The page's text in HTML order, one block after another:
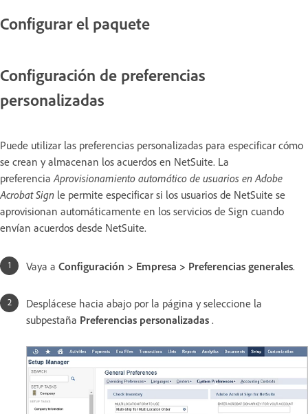
Configurar el paquete
Configuración de preferencias
personalizadas
Puede utilizar las preferencias personalizadas para especificar cómo
se crean y almacenan los acuerdos en NetSuite. La
preferenciaAprovisionamiento automático de usuarios en Adobe
Acrobat Sign le permite especificar si los usuarios de NetSuite se
aprovisionan automáticamente en los servicios de Sign cuando
envían acuerdos desde NetSuite.
Vaya a Configuración > Empresa > Preferencias generales.
Desplácese hacia abajo por la página y seleccione la
subpestaña Preferencias personalizadas .